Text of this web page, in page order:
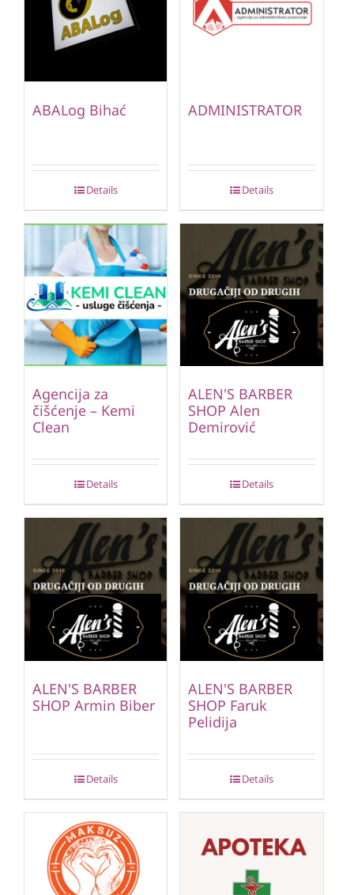
ABALog Bihać
Details
ADMINISTRATOR
Details
Agencija za
čišćenje – Kemi
Clean
Details
ALEN'S BARBER
SHOP Alen
Demirović
Details
ALEN'S BARBER
SHOP Armin Biber
Details
ALEN'S BARBER
SHOP Faruk
Pelidija
Details